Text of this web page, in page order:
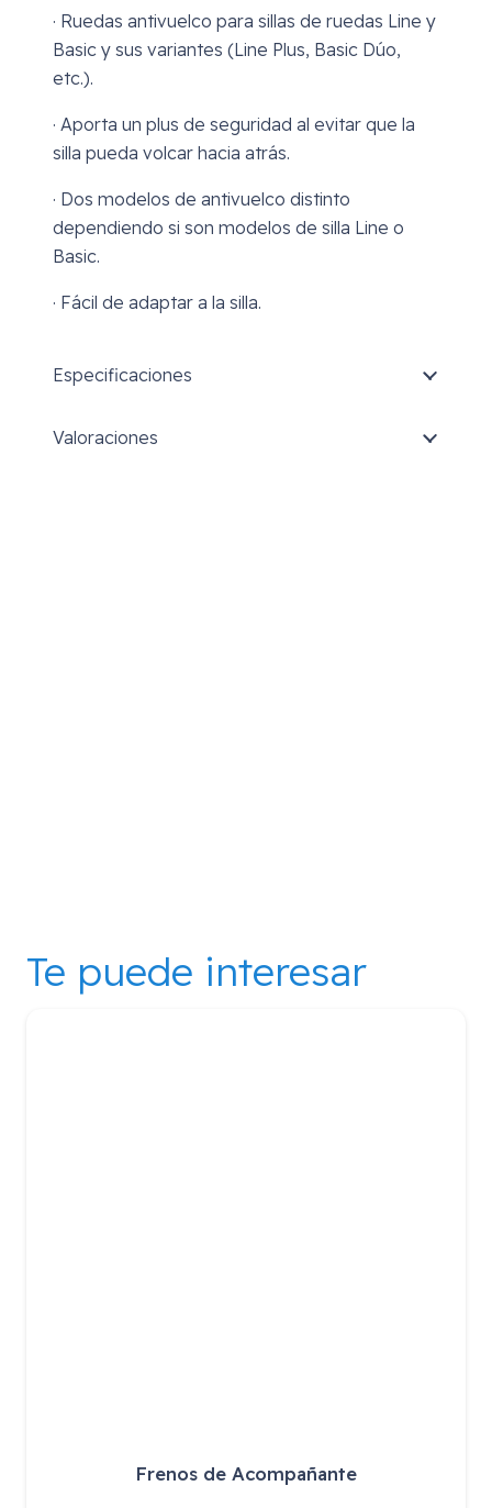
· Ruedas antivuelco para sillas de ruedas Line y
Basic y sus variantes (Line Plus, Basic Dúo,
etc.).
· Aporta un plus de seguridad al evitar que la
silla pueda volcar hacia atrás.
· Dos modelos de antivuelco distinto
dependiendo si son modelos de silla Line o
Basic.
· Fácil de adaptar a la silla.
Especificaciones
Valoraciones
Te puede interesar
Frenos de Acompañante